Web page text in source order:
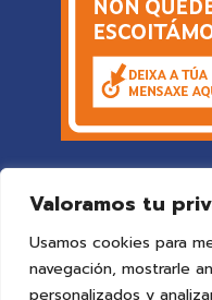
Valoramos tu
Usamos cookies para
navegación, mostrarle
personalizados y